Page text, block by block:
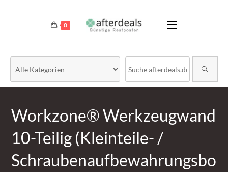
0
Workzone® Werkzeugwand
10-Teilig (Kleinteile- /
Schraubenaufbewahrungsbo